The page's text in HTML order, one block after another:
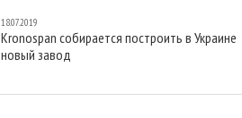
18.07.2019
Kronospan собирается построить в Украине
новый завод